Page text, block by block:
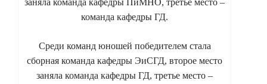
команда кафедры ГД.
Среди команд юношей победителем стала
сборная команда кафедры ЭиСГД, второе место
заняла команда кафедры ГД, третье место –